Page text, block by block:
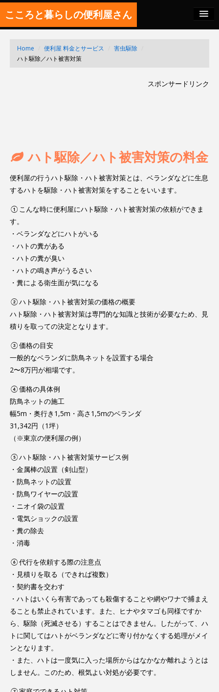
こころと暮らしの便利屋さん
SITEMAP
Home 便利屋 料金とサービス 害虫駆除
ハト駆除／ハト被害対策
スポンサードリンク
ハト駆除／ハト被害対策の料金
便利屋の行うハト駆除・ハト被害対策とは、ベランダなどに生息
するハトを駆除・ハト被害対策をすることをいいます。
①こんな時に便利屋にハト駆除・ハト被害対策の依頼ができま
す。
・ベランダなどにハトがいる
・ハトの糞がある
・ハトの糞が臭い
・ハトの鳴き声がうるさい
・糞による衛生面が気になる
②ハト駆除・ハト被害対策の価格の概要
ハト駆除・ハト被害対策は専門的な知識と技術が必要なため、見
積りを取っての決定となります。
③価格の目安
一般的なベランダに防鳥ネットを設置する場合
2〜8万円が相場です。
④価格の具体例
防鳥ネットの施工
幅5m・奥行き1,5m・高さ1,5mのベランダ
31,342円（1坪）
（※東京の便利屋の例）
⑤ハト駆除・ハト被害対策サービス例
・金属棒の設置（剣山型）
・防鳥ネットの設置
・防鳥ワイヤーの設置
・ニオイ袋の設置
・電気ショックの設置
・糞の除去
・消毒
⑥代行を依頼する際の注意点
・見積りを取る（できれば複数）
・契約書を交わす
・ハトはいくら有害であっても殺傷することや網やワナで捕まえ
ることも禁止されています。また、ヒナやタマゴも同様ですか
ら、駆除（死滅させる）することはできません。したがって、ハ
トに関してはハトがベランダなどに寄り付かなくする処理がメイ
ンとなります。
・また、ハトは一度気に入った場所からはなかなか離れようとは
しません。このため、根気よい対処が必要です。